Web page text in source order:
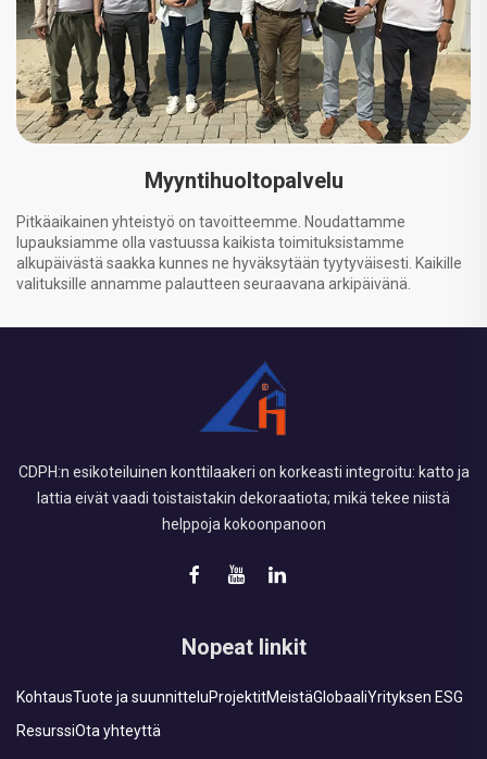
Myyntihuoltopalvelu
Pitkäaikainen yhteistyö on tavoitteemme. Noudattamme
lupauksiamme olla vastuussa kaikista toimituksistamme
alkupäivästä saakka kunnes ne hyväksytään tyytyväisesti. Kaikille
valituksille annamme palautteen seuraavana arkipäivänä.
CDPH:n esikoteiluinen konttilaakeri on korkeasti integroitu: katto ja
lattia eivät vaadi toistaistakin dekoraatiota; mikä tekee niistä
helppoja kokoonpanoon
Nopeat linkit
KohtausTuote ja suunnitteluProjektitMeistäGlobaaliYrityksen ESG
ResurssiOta yhteyttä